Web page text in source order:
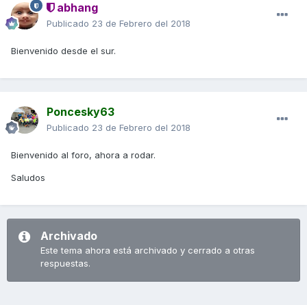
abhang
Publicado 23 de Febrero del 2018
Bienvenido desde el sur.
Poncesky63
Publicado 23 de Febrero del 2018
Bienvenido al foro, ahora a rodar.
Saludos
Archivado
Este tema ahora está archivado y cerrado a otras
respuestas.